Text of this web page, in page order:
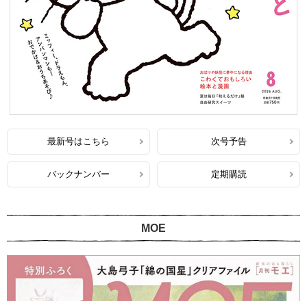
最新号はこちら 次号予告
バックナンバー 定期購読
MOE